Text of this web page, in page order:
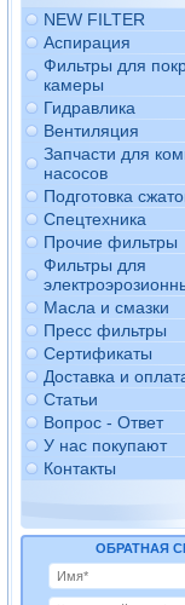
NEW FILTER
Аспирация
Фильтры для
камеры
Гидравлика
Вентиляция
Запчасти для
насосов
Подготовка
Спецтехника
Прочие фильтры
Фильтры для
Масла и смазки
Пресс фильтры
Сертификаты
Доставка и
Статьи
Вопрос - Ответ
У нас покупают
Контакты
ОБРАТНАЯ